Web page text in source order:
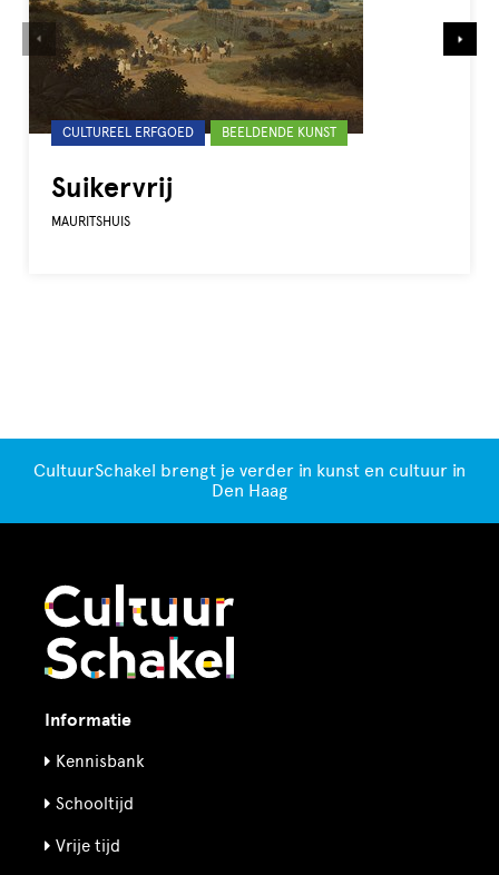
Suikervrij
Gelabeld
met:
CULTUREEL ERFGOED BEELDENDE KUNST
MAURITSHUIS
CultuurSchakel brengt je verder in kunst en cultuur in
Den Haag
Informatie
Kennisbank
Schooltijd
Vrije tijd